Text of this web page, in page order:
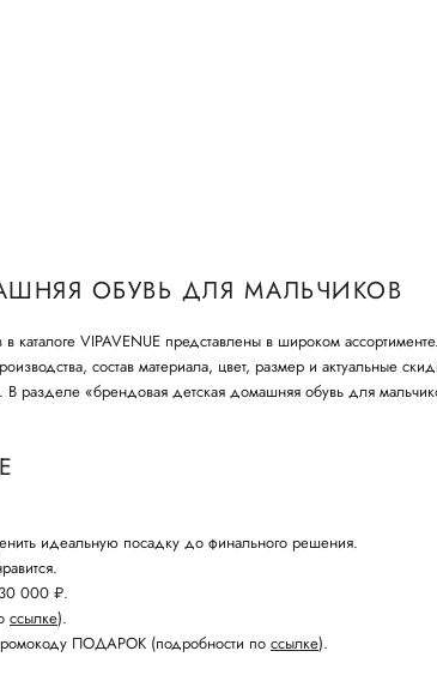
ОБУВЬ ДЛЯ МАЛЬЧИКОВ
VIPAVENUE представлены в широком
состав материала, цвет, размер и актуальные
разделе «брендовая детская домашняя обувь для
идеальную посадку до финального решения.
30 000 ₽.
ссылке).
ПОДАРОК (подробности по ссылке).